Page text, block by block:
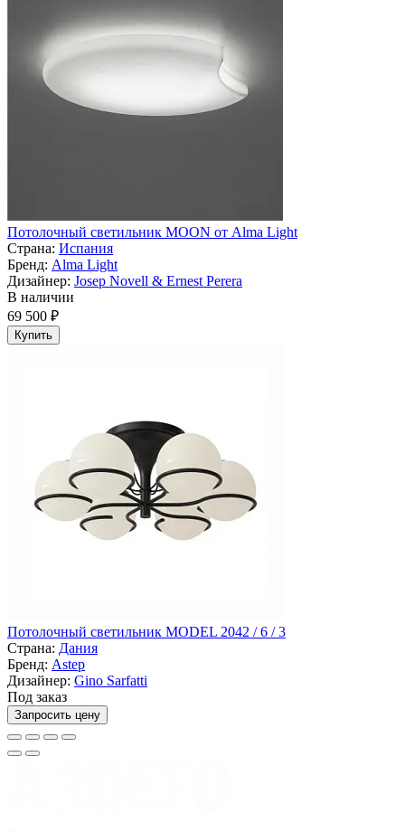
Потолочный светильник MOON от Alma Light
Страна: Испания
Бренд: Alma Light
Дизайнер: Josep Novell & Ernest Perera
В наличии
69 500 ₽
Купить
Потолочный светильник MODEL 2042 / 6 / 3
Страна: Дания
Бренд: Astep
Дизайнер: Gino Sarfatti
Под заказ
Запросить цену